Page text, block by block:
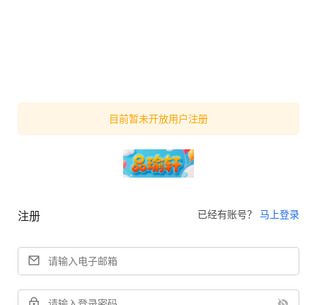
目前暂未开放用户注册
注册 已经有账号？ 马上登录